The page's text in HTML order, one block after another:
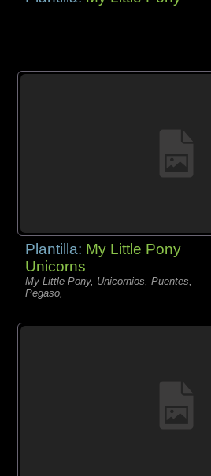
Plantilla: My Little Pony
Unicorns
My Little Pony, Unicornios, Puentes,
Pegaso,